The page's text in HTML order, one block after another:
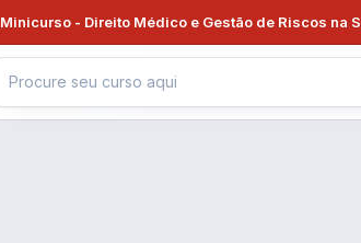
Minicurso - Direito Médico e Gestão de Riscos na